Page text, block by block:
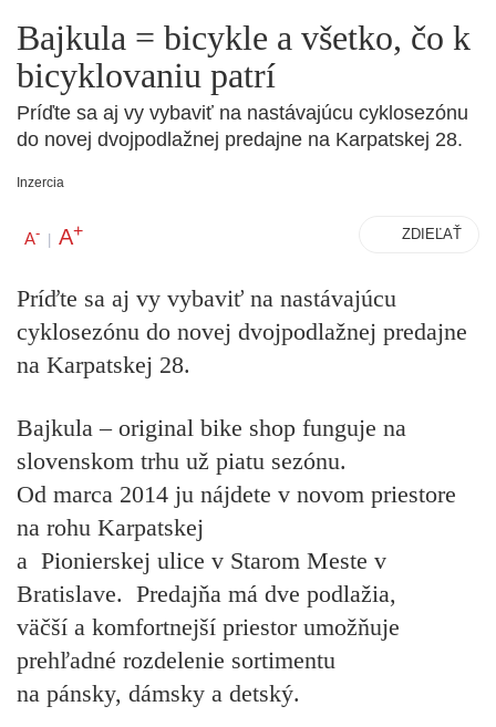
Bajkula = bicykle a všetko, čo k
bicyklovaniu patrí
Príďte sa aj vy vybaviť na nastávajúcu cyklosezónu
do novej dvojpodlažnej predajne na Karpatskej 28.
Inzercia
A- | A+ ZDIEĽAŤ
Príďte sa aj vy vybaviť na nastávajúcu
cyklosezónu do novej dvojpodlažnej predajne
na Karpatskej 28.
Bajkula – original bike shop funguje na
slovenskom trhu už piatu sezónu.
Od marca 2014 ju nájdete v novom priestore
na rohu Karpatskej
a Pionierskej ulice v Starom Meste v
Bratislave. Predajňa má dve podlažia,
väčší a komfortnejší priestor umožňuje
prehľadné rozdelenie sortimentu
na pánsky, dámsky a detský.